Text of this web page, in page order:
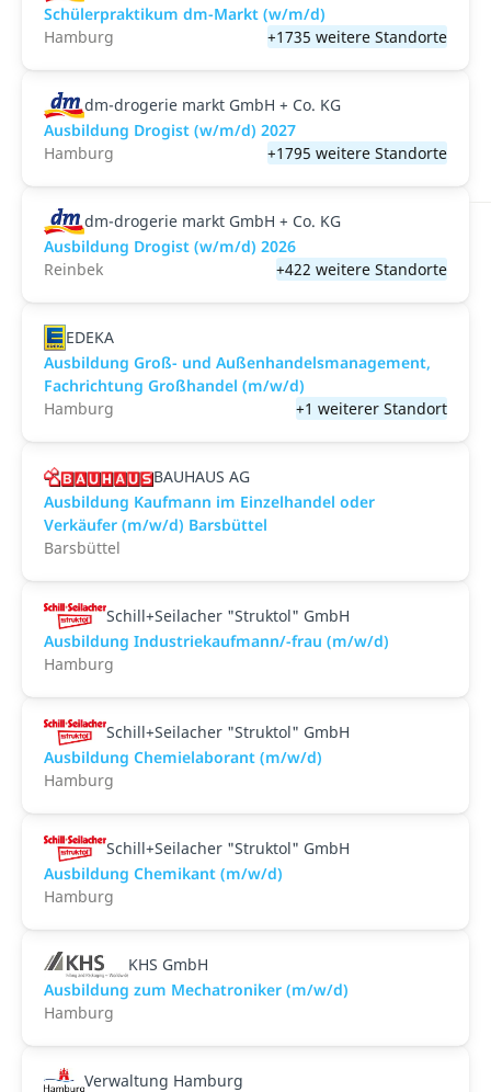
Schülerpraktikum dm-Markt (w/m/d)
Hamburg
+1735 weitere Standorte
dm-drogerie markt GmbH + Co. KG
Ausbildung Drogist (w/m/d) 2027
Hamburg
+1795 weitere Standorte
dm-drogerie markt GmbH + Co. KG
Ausbildung Drogist (w/m/d) 2026
Reinbek
+422 weitere Standorte
EDEKA
Ausbildung Groß- und Außenhandelsmanagement,
Fachrichtung Großhandel (m/w/d)
Hamburg
+1 weiterer Standort
BAUHAUS AG
Ausbildung Kaufmann im Einzelhandel oder
Verkäufer (m/w/d) Barsbüttel
Barsbüttel
Schill+Seilacher "Struktol" GmbH
Ausbildung Industriekaufmann/-frau (m/w/d)
Hamburg
Schill+Seilacher "Struktol" GmbH
Ausbildung Chemielaborant (m/w/d)
Hamburg
Schill+Seilacher "Struktol" GmbH
Ausbildung Chemikant (m/w/d)
Hamburg
KHS GmbH
Ausbildung zum Mechatroniker (m/w/d)
Hamburg
Verwaltung Hamburg